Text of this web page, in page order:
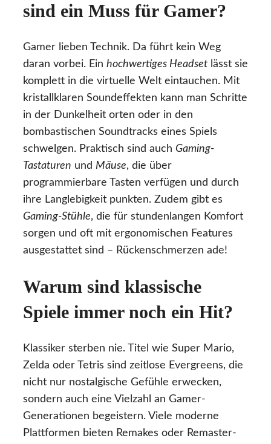
sind ein Muss für Gamer?
Gamer lieben Technik. Da führt kein Weg
daran vorbei. Ein hochwertiges Headset lässt sie
komplett in die virtuelle Welt eintauchen. Mit
kristallklaren Soundeffekten kann man Schritte
in der Dunkelheit orten oder in den
bombastischen Soundtracks eines Spiels
schwelgen. Praktisch sind auch Gaming-
Tastaturen und Mäuse, die über
programmierbare Tasten verfügen und durch
ihre Langlebigkeit punkten. Zudem gibt es
Gaming-Stühle, die für stundenlangen Komfort
sorgen und oft mit ergonomischen Features
ausgestattet sind – Rückenschmerzen ade!
Warum sind klassische
Spiele immer noch ein Hit?
Klassiker sterben nie. Titel wie Super Mario,
Zelda oder Tetris sind zeitlose Evergreens, die
nicht nur nostalgische Gefühle erwecken,
sondern auch eine Vielzahl an Gamer-
Generationen begeistern. Viele moderne
Plattformen bieten Remakes oder Remaster-